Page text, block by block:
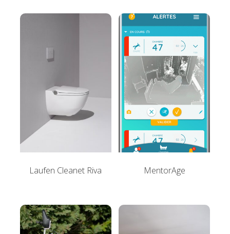
Laufen Cleanet Riva MentorAge